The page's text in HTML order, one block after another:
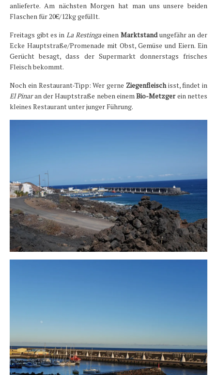
anlieferte. Am nächsten Morgen hat man uns unsere beiden
Flaschen für 20€/12kg gefüllt.
Freitags gibt es in La Restingaeinen Marktstandungefähr an der
Ecke Hauptstraße/Promenade mit Obst, Gemüse und Eiern. Ein
Gerücht besagt, dass der Supermarkt donnerstags frisches
Fleisch bekommt.
Noch ein Restaurant-Tipp: Wer gerne Ziegenfleischisst, findet in
El Pinaran der Hauptstraße neben einemBio-Metzgerein nettes
kleines Restaurant unter junger Führung.